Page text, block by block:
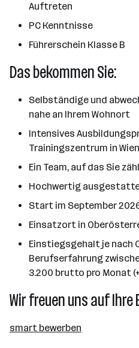
Auftreten
PC Kenntnisse
Führerschein Klasse B
Das bekommen Sie:
Selbständige und
nahe an Ihrem Wohnort
Intensives
Trainingszentrum in Wien
Ein Team, auf das Sie
Hochwertig
Start im September
Einsatzort in
Einstiegsgehalt je nach
Berufserfahrung
3.200 brutto pro Monat
Wir freuen uns auf Ihre
smart bewerben